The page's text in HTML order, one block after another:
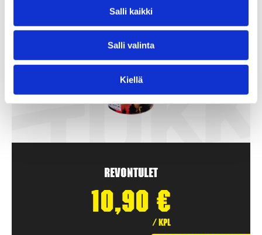
Salli kaikki
Salli valinta
Kiellä
Revontulet
10,90 €
/ kpl